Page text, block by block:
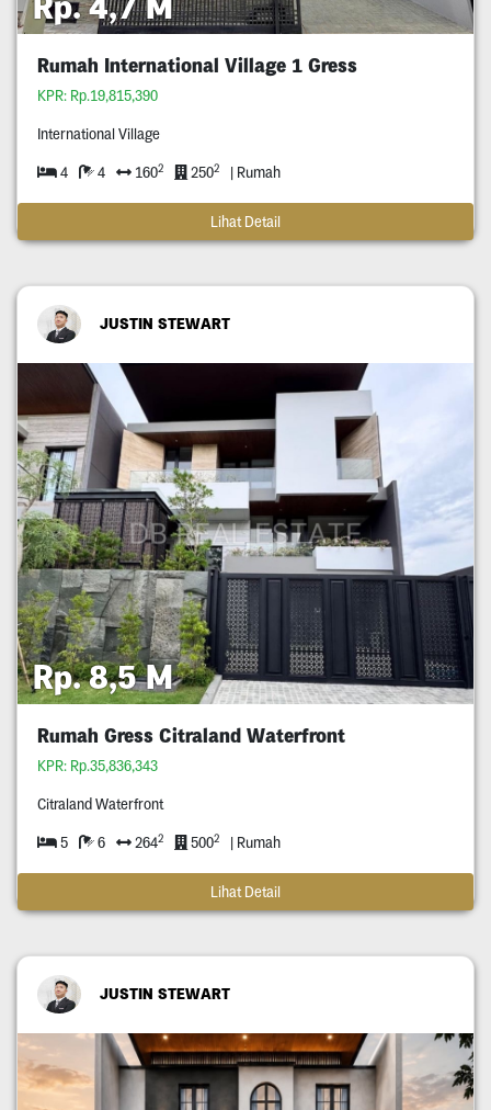
Rumah International Village 1 Gress
KPR: Rp.19,815,390
International Village
4 4 1602 2502 | Rumah
Lihat Detail
JUSTIN STEWART
Rp. 8,5 M
Rumah Gress Citraland Waterfront
KPR: Rp.35,836,343
Citraland Waterfront
5 6 2642 5002 | Rumah
Lihat Detail
JUSTIN STEWART